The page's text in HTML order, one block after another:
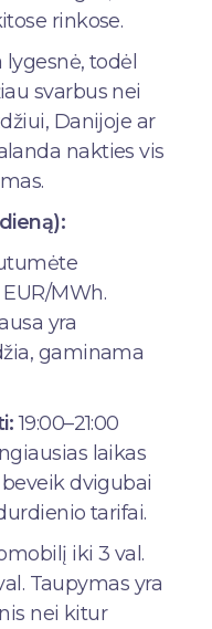
rinkose.
todėl
svarbus nei
Danijoje ar
nakties vis
MWh.
yra
gaminama
19:00–21:00
laikas
dvigubai
tarifai.
iki 3 val.
Taupymas yra
nei kitur